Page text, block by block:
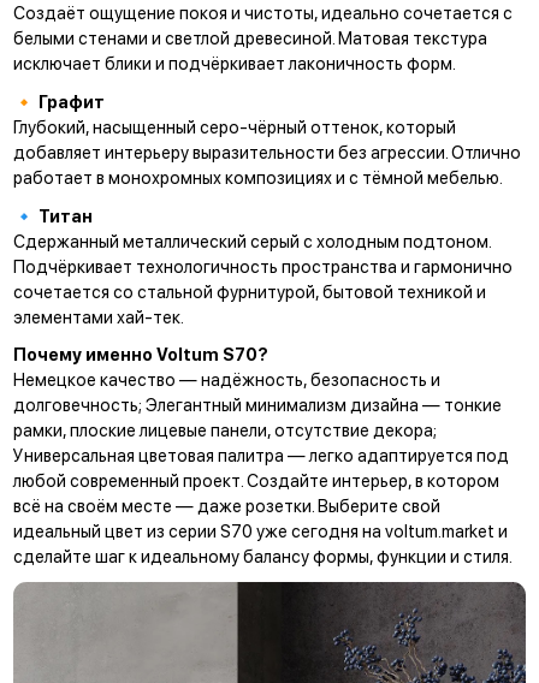
Создаёт ощущение покоя и чистоты, идеально сочетается с
белыми стенами и светлой древесиной. Матовая текстура
исключает блики и подчёркивает лаконичность форм.
🔸 Графит
Глубокий, насыщенный серо-чёрный оттенок, который
добавляет интерьеру выразительности без агрессии. Отлично
работает в монохромных композициях и с тёмной мебелью.
🔹 Титан
Сдержанный металлический серый с холодным подтоном.
Подчёркивает технологичность пространства и гармонично
сочетается со стальной фурнитурой, бытовой техникой и
элементами хай-тек.
Почему именно Voltum S70?
Немецкое качество — надёжность, безопасность и
долговечность; Элегантный минимализм дизайна — тонкие
рамки, плоские лицевые панели, отсутствие декора;
Универсальная цветовая палитра — легко адаптируется под
любой современный проект. Создайте интерьер, в котором
всё на своём месте — даже розетки. Выберите свой
идеальный цвет из серии S70 уже сегодня на voltum.market и
сделайте шаг к идеальному балансу формы, функции и стиля.